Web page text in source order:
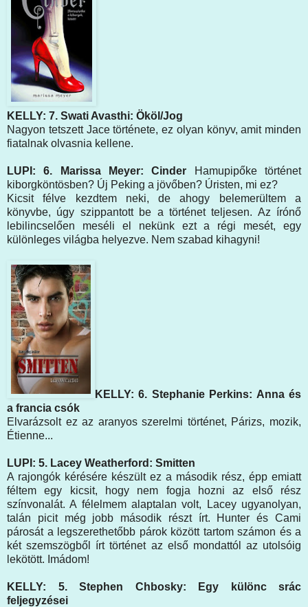
KELLY: 7. Swati Avasthi: Ököl/Jog
Nagyon tetszett Jace története, ez olyan könyv, amit minden
fiatalnak olvasnia kellene.
LUPI: 6. Marissa Meyer: Cinder
Hamupipőke történet
kiborgköntösben? Új Peking a jövőben? Úristen, mi ez?
Kicsit félve kezdtem neki, de ahogy belemerültem a
könyvbe, úgy szippantott be a történet teljesen. Az írónő
lebilincselően meséli el nekünk ezt a régi mesét, egy
különleges világba helyezve. Nem szabad kihagyni!
KELLY: 6. Stephanie Perkins: Anna és
a francia csók
Elvarázsolt ez az aranyos szerelmi történet, Párizs, mozik,
Étienne...
LUPI: 5. Lacey Weatherford: Smitten
A rajongók kérésére készült ez a második rész, épp emiatt
féltem egy kicsit, hogy nem fogja hozni az első rész
színvonalát. A félelmem alaptalan volt, Lacey ugyanolyan,
talán picit még jobb második részt írt. Hunter és Cami
párosát a legszerethetőbb párok között tartom számon és a
két szemszögből írt történet az első mondattól az utolsóig
lekötött. Imádom!
KELLY: 5. Stephen Chbosky: Egy különc srác
feljegyzései